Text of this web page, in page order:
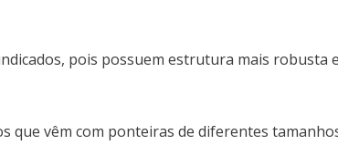
pois possuem estrutura mais robusta
que vêm com ponteiras de diferentes